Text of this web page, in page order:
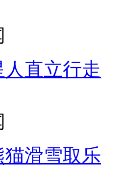
直立行走
滑雪取乐